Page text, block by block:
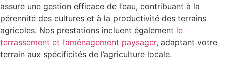
assure une gestion efficace de l’eau, contribuant à la
pérennité des cultures et à la productivité des terrains
agricoles. Nos prestations incluent également le
terrassement et l’aménagement paysager, adaptant votre
terrain aux spécificités de l’agriculture locale.